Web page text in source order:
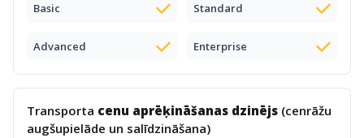
Basic Standard
Advanced Enterprise
Transporta cenu aprēķināšanas dzinējs (cenrāžu
augšupielāde un salīdzināšana)